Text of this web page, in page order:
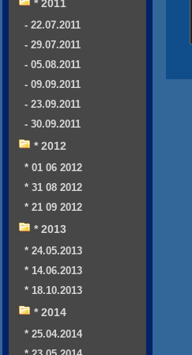
* 2011
- 22.07.2011
- 29.07.2011
- 05.08.2011
- 09.09.2011
- 23.09.2011
- 30.09.2011
* 2012
* 01 06 2012
* 31 08 2012
* 21 09 2012
* 2013
* 24.05.2013
* 14.06.2013
* 18.10.2013
* 2014
* 25.04.2014